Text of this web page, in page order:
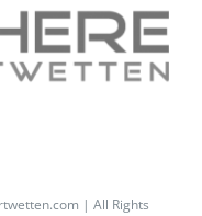
| All Rights